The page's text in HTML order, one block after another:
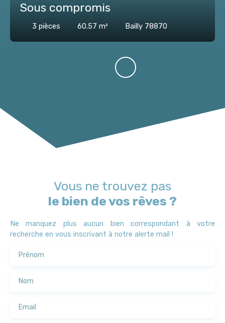
Sous compromis
3 pièces 60.57 m² Bailly 78870
Vous ne trouvez pas
le bien de vos rêves ?
Ne manquez plus aucun bien correspondant à votre
recherche en vous inscrivant à notre alerte mail !
Prénom
Nom
Email